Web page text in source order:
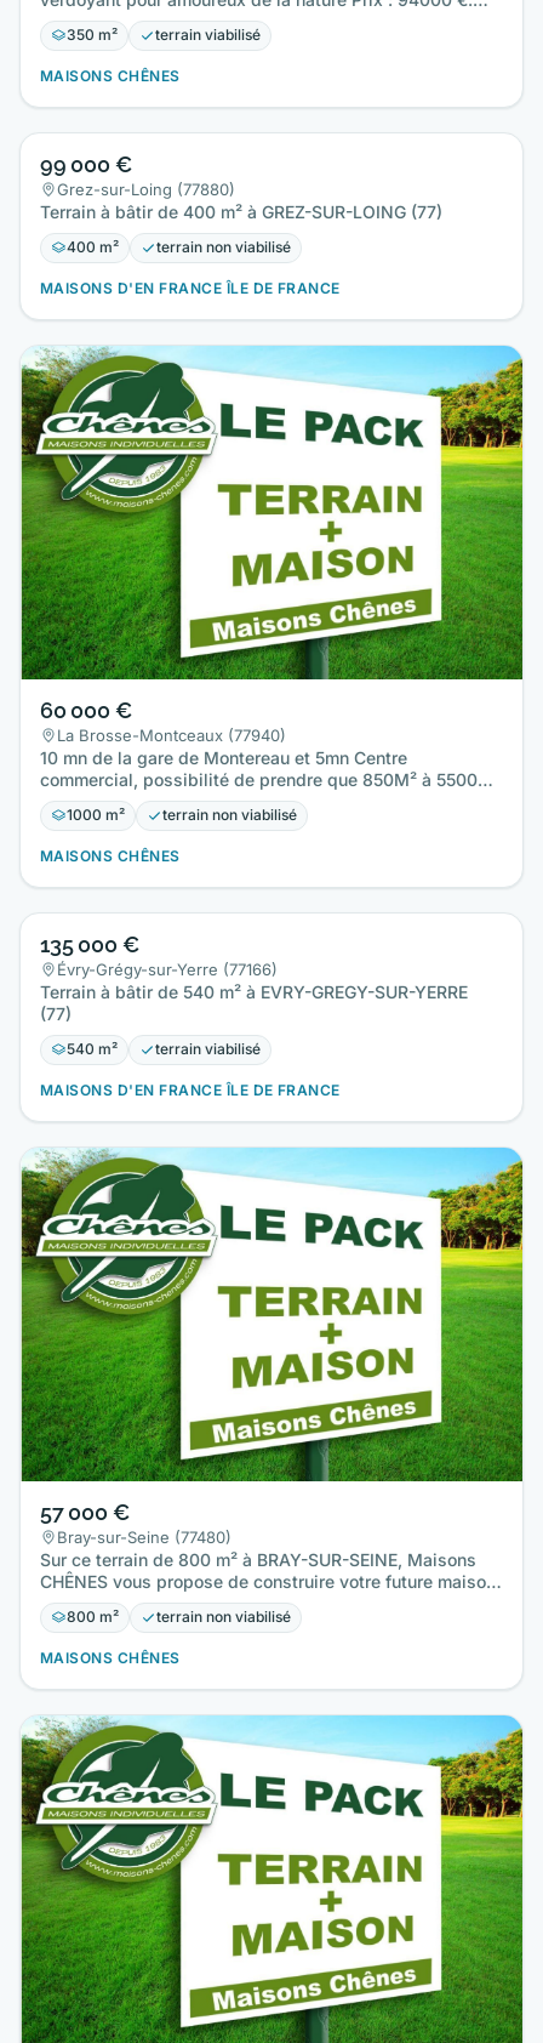
Sur ce terrain…
350 m² terrain viabilisé
MAISONS CHÊNES
99 000 €
Grez-sur-Loing (77880)
Terrain à bâtir de 400 m² à GREZ-SUR-LOING (77)
400 m² terrain non viabilisé
MAISONS D'EN FRANCE ÎLE DE FRANCE
60 000 €
La Brosse-Montceaux (77940)
10 mn de la gare de Montereau et 5mn Centre
commercial, possibilité de prendre que 850M² à 55000€
avec 20M de Façade…
1000 m² terrain non viabilisé
MAISONS CHÊNES
135 000 €
Évry-Grégy-sur-Yerre (77166)
Terrain à bâtir de 540 m² à EVRY-GREGY-SUR-YERRE
(77)
540 m² terrain viabilisé
MAISONS D'EN FRANCE ÎLE DE FRANCE
57 000 €
Bray-sur-Seine (77480)
Sur ce terrain de 800 m² à BRAY-SUR-SEINE, Maisons
CHÊNES vous propose de construire votre future maison
individuelle à…
800 m² terrain non viabilisé
MAISONS CHÊNES